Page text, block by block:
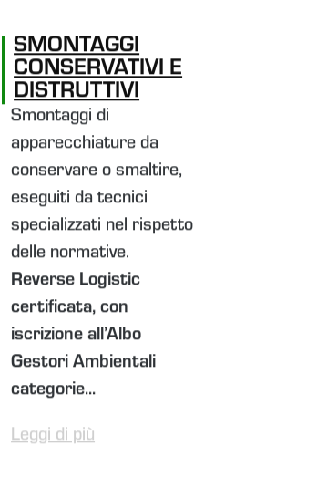
SMONTAGGI
CONSERVATIVI E
DISTRUTTIVI
Smontaggi di
apparecchiature da
conservare o smaltire,
eseguiti da tecnici
specializzati nel rispetto
delle normative.
Reverse Logistic
certificata, con
iscrizione all’Albo
Gestori Ambientali
categorie...
Leggi di più